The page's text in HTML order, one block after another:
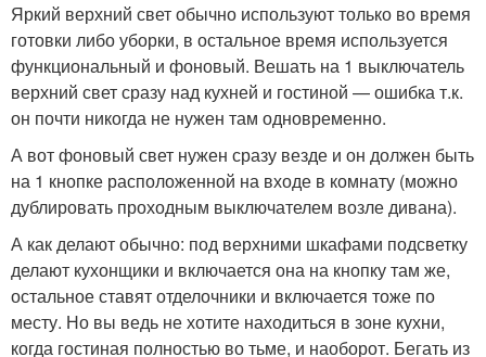
Яркий верхний свет обычно используют только во время
готовки либо уборки, в остальное время используется
функциональный и фоновый. Вешать на 1 выключатель
верхний свет сразу над кухней и гостиной — ошибка т.к.
он почти никогда не нужен там одновременно.
А вот фоновый свет нужен сразу везде и он должен быть
на 1 кнопке расположенной на входе в комнату (можно
дублировать проходным выключателем возле дивана).
А как делают обычно: под верхними шкафами подсветку
делают кухонщики и включается она на кнопку там же,
остальное ставят отделочники и включается тоже по
месту. Но вы ведь не хотите находиться в зоне кухни,
когда гостиная полностью во тьме, и наоборот. Бегать из